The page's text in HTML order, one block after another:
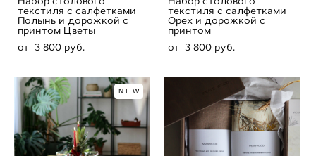
текстиля с салфетками
Полынь и дорожкой с
принтом Цветы
от 3 800 pуб.
текстиля с салфетками
Орех и дорожкой с
принтом
от 3 800 pуб.
NEW